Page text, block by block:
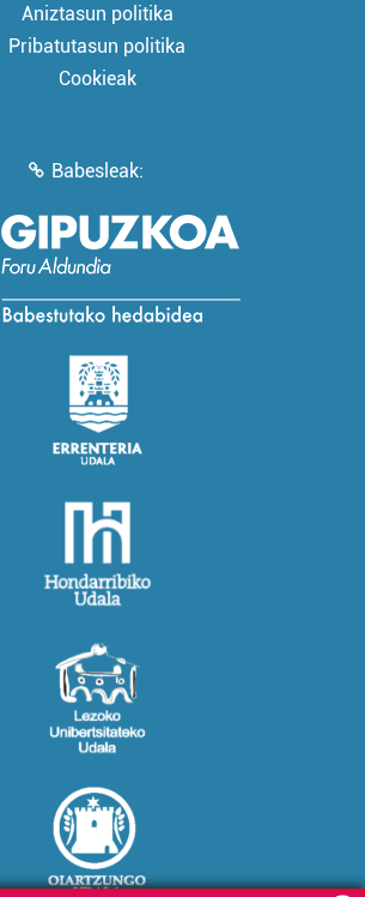
Aniztasun politika
Pribatutasun politika
Cookieak
Babesleak: